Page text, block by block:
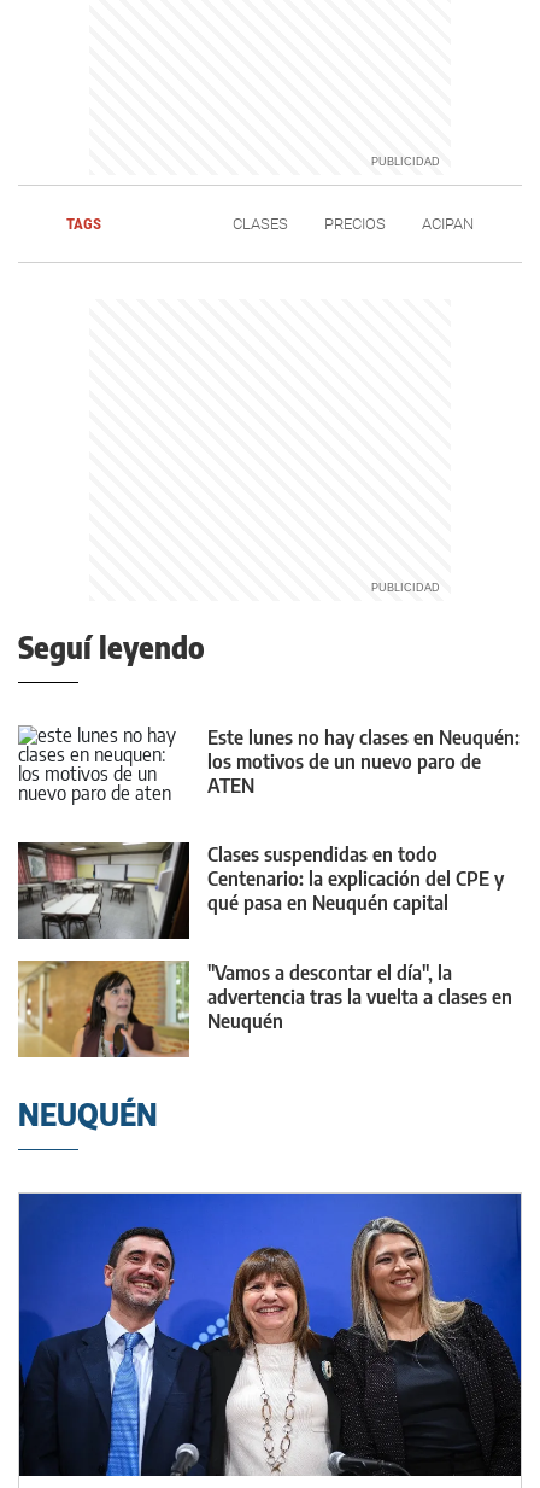
TAGS CLASES PRECIOS ACIPAN
Seguí leyendo
Este lunes no hay clases en Neuquén:
los motivos de un nuevo paro de
ATEN
Clases suspendidas en todo
Centenario: la explicación del CPE y
qué pasa en Neuquén capital
"Vamos a descontar el día", la
advertencia tras la vuelta a clases en
Neuquén
NEUQUÉN